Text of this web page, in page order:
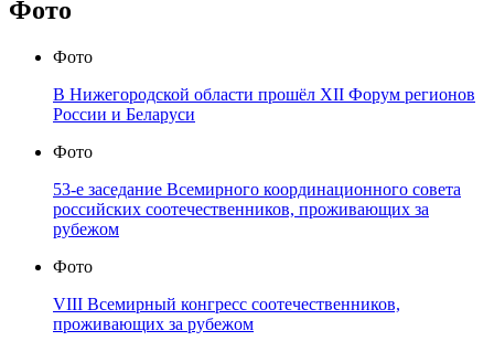
Фото
Фото
В Нижегородской области прошёл XII Форум регионов
России и Беларуси
Фото
53-е заседание Всемирного координационного совета
российских соотечественников, проживающих за
рубежом
Фото
VIII Всемирный конгресс соотечественников,
проживающих за рубежом